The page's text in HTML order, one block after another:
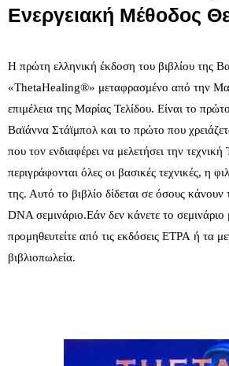
Ενεργειακή Μέθοδος
Η πρώτη ελληνική έκδοση του βιβλίου της
«ThetaHealing®» μεταφρασμένο από την
επιμέλεια της Μαρίας Τελίδου. Είναι το
Bαϊάννα Στάϊμπολ και το πρώτο που
που τον ενδιαφέρει να μελετήσει την
περιγράφονται όλες οι βασικές τεχνικές, η
της. Αυτό το βιβλίο δίδεται σε όσους
DNA σεμινάριο.Εάν δεν κάνετε το σεμινάριο
προμηθευτείτε από τις εκδόσεις ΕΤΡΑ ή τα
βιβλιοπωλεία.